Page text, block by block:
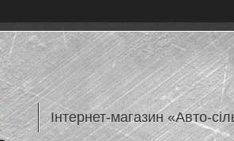
Інтернет-магазин «Авто-